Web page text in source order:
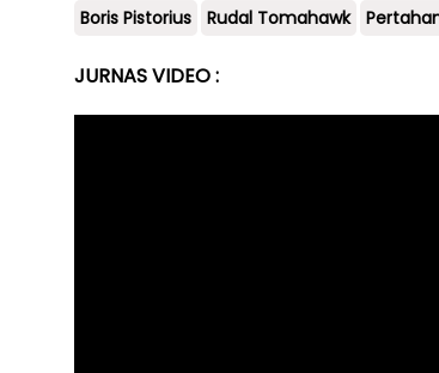
Boris Pistorius Rudal Tomahawk
JURNAS VIDEO :